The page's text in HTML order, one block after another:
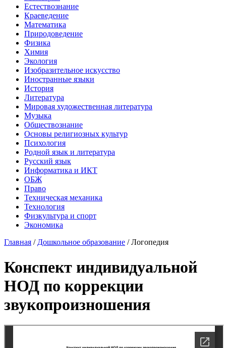
Естествознание
Краеведение
Математика
Природоведение
Физика
Химия
Экология
Изобразительное искусство
Иностранные языки
История
Литература
Мировая художественная литература
Музыка
Обществознание
Основы религиозных культур
Психология
Родной язык и литература
Русский язык
Информатика и ИКТ
ОБЖ
Право
Техническая механика
Технология
Физкультура и спорт
Экономика
Главная / Дошкольное образование /Логопедия
Конспект индивидуальной
НОД по коррекции
звукопроизношения